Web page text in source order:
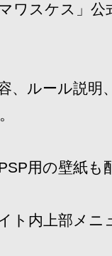
ワスケス」
、ルール説明
用の壁紙も
ト内上部メニ